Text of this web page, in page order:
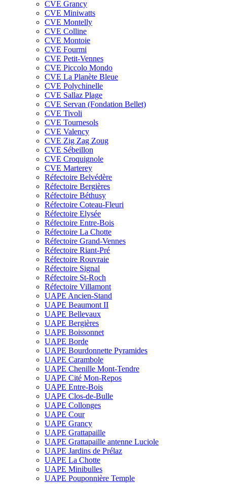
CVE Grancy
CVE Miniwatts
CVE Montelly
CVE Colline
CVE Montoie
CVE Fourmi
CVE Petit-Vennes
CVE Piccolo Mondo
CVE La Planète Bleue
CVE Polychinelle
CVE Sallaz Plage
CVE Servan (Fondation Bellet)
CVE Tivoli
CVE Tournesols
CVE Valency
CVE Zig Zag Zoug
CVE Sébeillon
CVE Croquignole
CVE Marterey
Réfectoire Belvédère
Réfectoire Bergières
Réfectoire Béthusy
Réfectoire Coteau-Fleuri
Réfectoire Elysée
Réfectoire Entre-Bois
Réfectoire La Chotte
Réfectoire Grand-Vennes
Réfectoire Riant-Pré
Réfectoire Rouvraie
Réfectoire Signal
Réfectoire St-Roch
Réfectoire Villamont
UAPE Ancien-Stand
UAPE Beaumont II
UAPE Bellevaux
UAPE Bergières
UAPE Boissonnet
UAPE Borde
UAPE Bourdonnette Pyramides
UAPE Carambole
UAPE Chenille Mont-Tendre
UAPE Cité Mon-Repos
UAPE Entre-Bois
UAPE Clos-de-Bulle
UAPE Collonges
UAPE Cour
UAPE Grancy
UAPE Grattapaille
UAPE Grattapaille antenne Luciole
UAPE Jardins de Prélaz
UAPE La Chotte
UAPE Minibulles
UAPE Pouponnière Temple